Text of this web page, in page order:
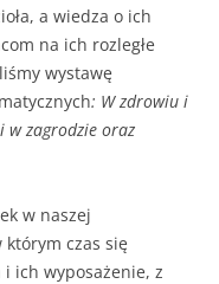
a wiedza o ich
na ich rozległe
wystawę
: W zdrowiu i
w zagrodzie oraz
w naszej
czas się
ich wyposażenie, z